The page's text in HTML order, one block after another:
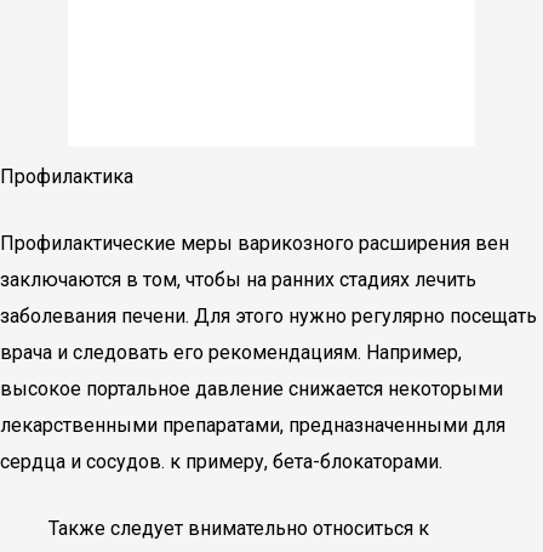
Профилактика
Профилактические меры варикозного расширения вен
заключаются в том, чтобы на ранних стадиях лечить
заболевания печени. Для этого нужно регулярно посещать
врача и следовать его рекомендациям. Например,
высокое портальное давление снижается некоторыми
лекарственными препаратами, предназначенными для
сердца и сосудов. к примеру, бета-блокаторами.
Также следует внимательно относиться к